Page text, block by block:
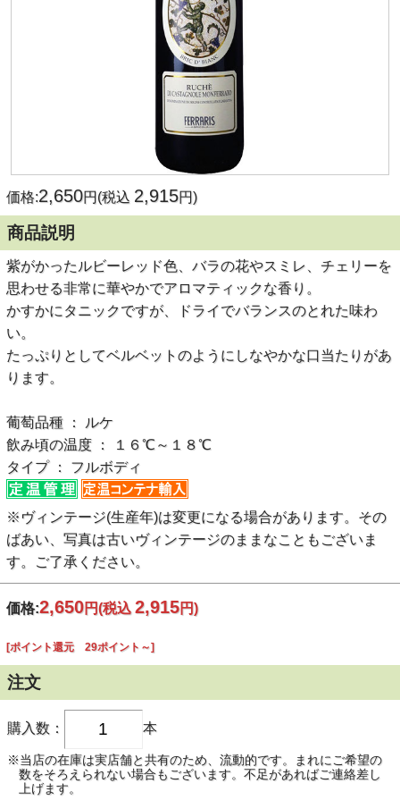
価格:2,650円(税込 2,915円)
商品説明
紫がかったルビーレッド色、バラの花やスミレ、チェリーを
思わせる非常に華やかでアロマティックな香り。
かすかにタニックですが、ドライでバランスのとれた味わ
い。
たっぷりとしてベルベットのようにしなやかな口当たりがあ
ります。
葡萄品種 ： ルケ
飲み頃の温度 ： １６℃～１８℃
タイプ ： フルボディ
※ヴィンテージ(生産年)は変更になる場合があります。その
ばあい、写真は古いヴィンテージのままなこともございま
す。ご了承ください。
価格:2,650円(税込 2,915円)
[ポイント還元 29ポイント～]
注文
購入数： 本
※当店の在庫は実店舗と共有のため、流動的です。まれにご希望の
数をそろえられない場合もございます。不足があればご連絡差し
上げます。